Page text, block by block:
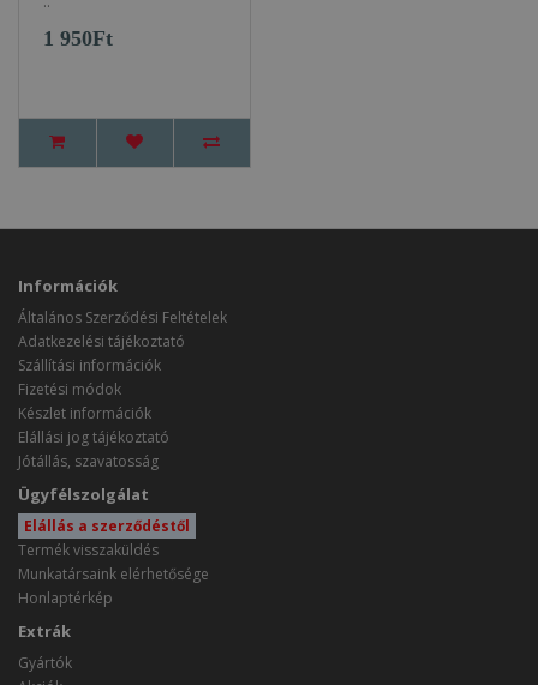
1 950Ft
Információk
Általános Szerződési Feltételek
Adatkezelési tájékoztató
Szállítási információk
Fizetési módok
Készlet információk
Elállási jog tájékoztató
Jótállás, szavatosság
Ügyfélszolgálat
Elállás a szerződéstől
Termék visszaküldés
Munkatársaink elérhetősége
Honlaptérkép
Extrák
Gyártók